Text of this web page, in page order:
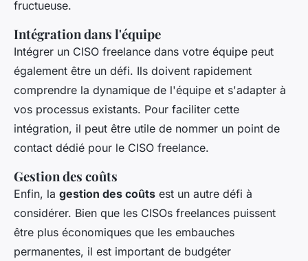
fructueuse.
Intégration dans l'équipe
Intégrer un CISO freelance dans votre équipe peut
également être un défi. Ils doivent rapidement
comprendre la dynamique de l'équipe et s'adapter à
vos processus existants. Pour faciliter cette
intégration, il peut être utile de nommer un point de
contact dédié pour le CISO freelance.
Gestion des coûts
Enfin, la gestion des coûts est un autre défi à
considérer. Bien que les CISOs freelances puissent
être plus économiques que les embauches
permanentes, il est important de budgéter